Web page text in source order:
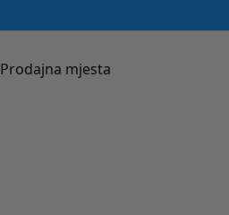
Prodajna mjesta